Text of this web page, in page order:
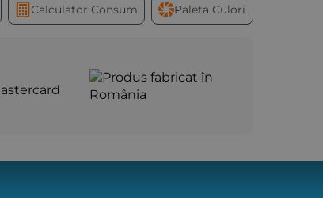
Calculator Consum Paleta Culori